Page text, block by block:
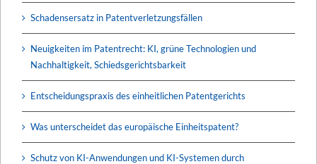
Schadensersatz in Patentverletzungsfällen
Neuigkeiten im Patentrecht: KI, grüne Technologien und
Nachhaltigkeit, Schiedsgerichtsbarkeit
Entscheidungspraxis des einheitlichen Patentgerichts
Was unterscheidet das europäische Einheitspatent?
Schutz von KI-Anwendungen und KI-Systemen durch